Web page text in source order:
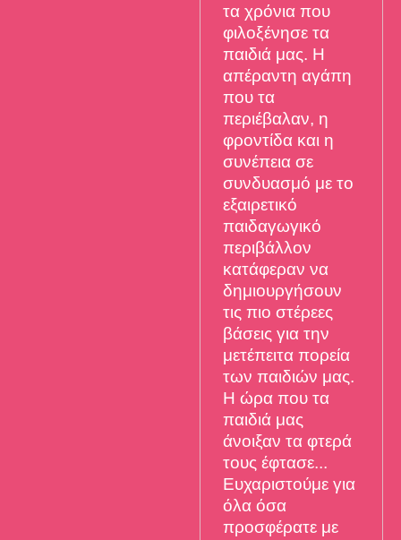
τα χρόνια που
φιλοξένησε τα
παιδιά μας. Η
απέραντη αγάπη
που τα
περιέβαλαν, η
φροντίδα και η
συνέπεια σε
συνδυασμό με το
εξαιρετικό
παιδαγωγικό
περιβάλλον
κατάφεραν να
δημιουργήσουν
τις πιο στέρεες
βάσεις για την
μετέπειτα πορεία
των παιδιών μας.
Η ώρα που τα
παιδιά μας
άνοιξαν τα φτερά
τους έφτασε...
Ευχαριστούμε για
όλα όσα
προσφέρατε με